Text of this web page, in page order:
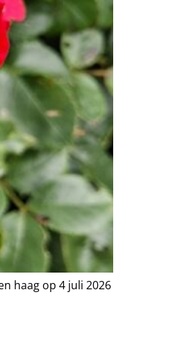
haag op 4 juli 2026